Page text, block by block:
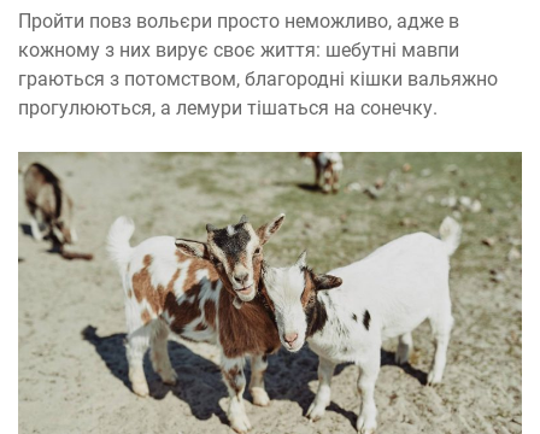
Пройти повз вольєри просто неможливо, адже в
кожному з них вирує своє життя: шебутні мавпи
граються з потомством, благородні кішки вальяжно
прогулюються, а лемури тішаться на сонечку.